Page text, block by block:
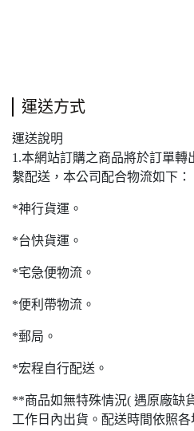
運送方式
運送說明
1.本網站訂購之商品將於訂單
繫配送，本公司配合物流如下：
*神行貨運。
*台快貨運。
*宅急便物流。
*便利帶物流。
*郵局。
*宏程自行配送。
**商品如無特殊情況( 遇原廠缺
工作日內出貨。配送時間依照